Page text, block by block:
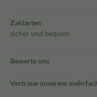
Zahlarten
sicher und bequem
Bewerte uns
Vertraue unserem